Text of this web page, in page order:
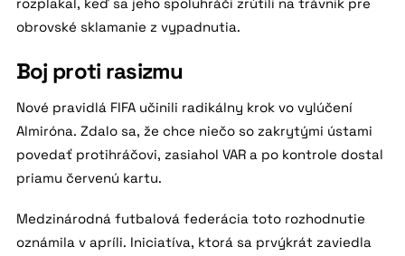
obrovské sklamanie z vypadnutia.
Boj proti rasizmu
Nové pravidlá FIFA učinili radikálny krok vo vylúčení
Almiróna. Zdalo sa, že chce niečo so zakrytými ústami
povedať protihráčovi, zasiahol VAR a po kontrole dostal
priamu červenú kartu.
Medzinárodná futbalová federácia toto rozhodnutie
oznámila v apríli. Iniciatíva, ktorá sa prvýkrát zaviedla